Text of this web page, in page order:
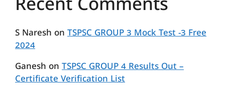
Recent Comments
S Naresh on TSPSC GROUP 3 Mock Test -3 Free
2024
Ganesh on TSPSC GROUP 4 Results Out –
Certificate Verification List